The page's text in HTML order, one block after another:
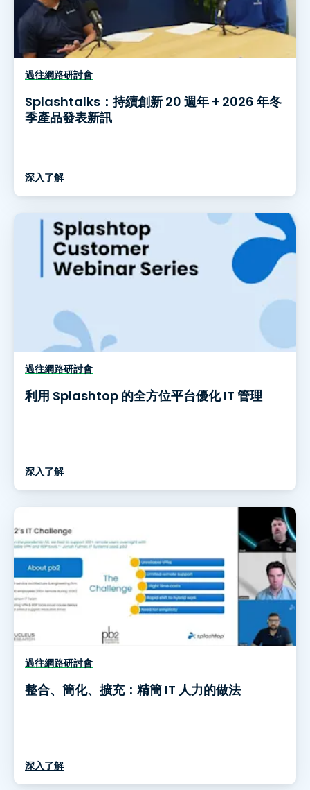
過往網路研討會
Splashtalks：持續創新 20 週年 + 2026 年冬
季產品發表新訊
深入了解
過往網路研討會
利用 Splashtop 的全方位平台優化 IT 管理
深入了解
過往網路研討會
整合、簡化、擴充：精簡 IT 人力的做法
深入了解